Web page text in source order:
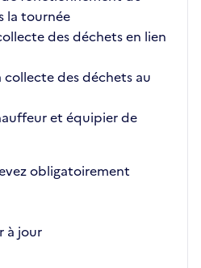
la tournée
des déchets en lien
collecte des déchets au
et équipier de
obligatoirement
à jour